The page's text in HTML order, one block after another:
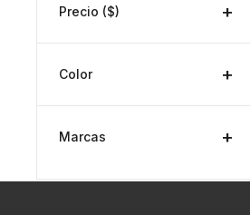
Precio ($)
Color
Marcas